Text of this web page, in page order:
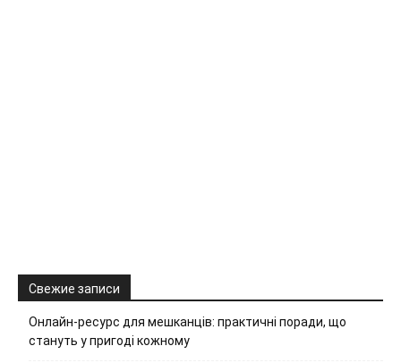
Свежие записи
Онлайн-ресурс для мешканців: практичні поради, що
стануть у пригоді кожному